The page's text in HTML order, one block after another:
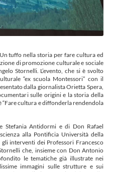
tuffo nella storia per fare cultura ed
di promozione culturale e sociale
Stornelli. L’evento, che si è svolto
“ex scuola Montessori” con il
dalla giornalista Orietta Spera,
sulle origini e la storia della
cultura e diffonderla rendendola
Stefania Antidormi e di Don Rafael
alla Pontificia Università della
interventi dei Professori Francesco
che, insieme con Don Antonio
le tematiche già illustrate nei
immagini sulle strutture e sui